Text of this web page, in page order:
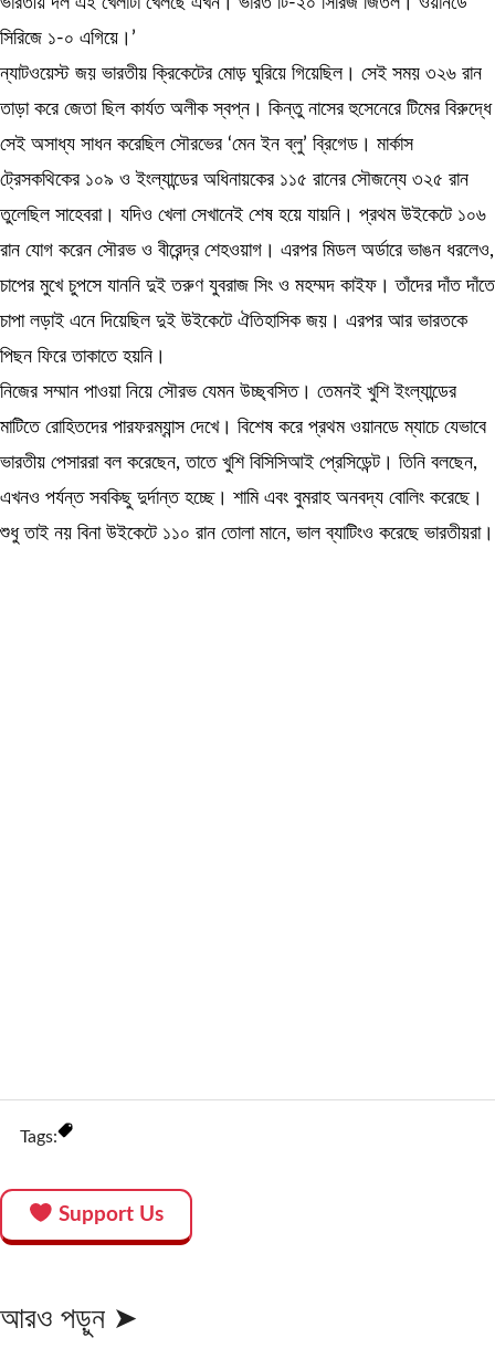
সিরিজে ১-০ এগিয়ে।’
ন্যাটওয়েস্ট জয় ভারতীয় ক্রিকেটের মোড় ঘুরিয়ে গিয়েছিল। সেই সময় ৩২৬ রান
তাড়া করে জেতা ছিল কার্যত অলীক স্বপ্ন। কিন্তু নাসের হুসেনেরে টিমের বিরুদ্ধে
সেই অসাধ্য সাধন করেছিল সৌরভের ‘মেন ইন ব্লু’ ব্রিগেড। মার্কাস
ট্রেসকথিকের ১০৯ ও ইংল্যান্ডের অধিনায়কের ১১৫ রানের সৌজন্যে ৩২৫ রান
তুলেছিল সাহেবরা। যদিও খেলা সেখানেই শেষ হয়ে যায়নি। প্রথম উইকেটে ১০৬
রান যোগ করেন সৌরভ ও বীরেন্দ্র শেহওয়াগ। এরপর মিডল অর্ডারে ভাঙন ধরলেও,
চাপের মুখে চুপসে যাননি দুই তরুণ যুবরাজ সিং ও মহম্মদ কাইফ। তাঁদের দাঁত দাঁতে
চাপা লড়াই এনে দিয়েছিল দুই উইকেটে ঐতিহাসিক জয়। এরপর আর ভারতকে
পিছন ফিরে তাকাতে হয়নি।
নিজের সম্মান পাওয়া নিয়ে সৌরভ যেমন উচ্ছ্বসিত। তেমনই খুশি ইংল্যান্ডের
মাটিতে রোহিতদের পারফরম্যান্স দেখে। বিশেষ করে প্রথম ওয়ানডে ম্যাচে যেভাবে
ভারতীয় পেসাররা বল করেছেন, তাতে খুশি বিসিসিআই প্রেসিডেন্ট। তিনি বলছেন,
এখনও পর্যন্ত সবকিছু দুর্দান্ত হচ্ছে। শামি এবং বুমরাহ অনবদ্য বোলিং করেছে।
শুধু তাই নয় বিনা উইকেটে ১১০ রান তোলা মানে, ভাল ব্যাটিংও করেছে ভারতীয়রা।
Tags:
Support Us
আরও পড়ুন ➤